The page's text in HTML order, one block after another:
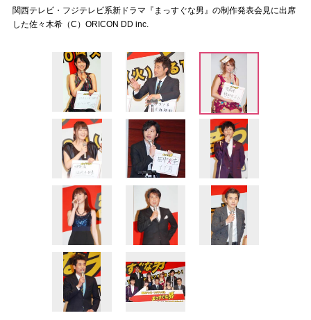
関西テレビ・フジテレビ系新ドラマ『まっすぐな男』の制作発表会見に出席
した佐々木希（C）ORICON DD inc.